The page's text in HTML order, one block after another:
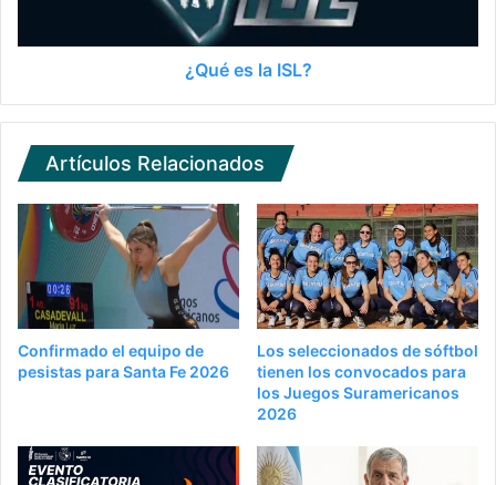
¿Qué es la ISL?
Artículos Relacionados
Confirmado el equipo de
pesistas para Santa Fe 2026
Los seleccionados de sóftbol
tienen los convocados para
los Juegos Suramericanos
2026